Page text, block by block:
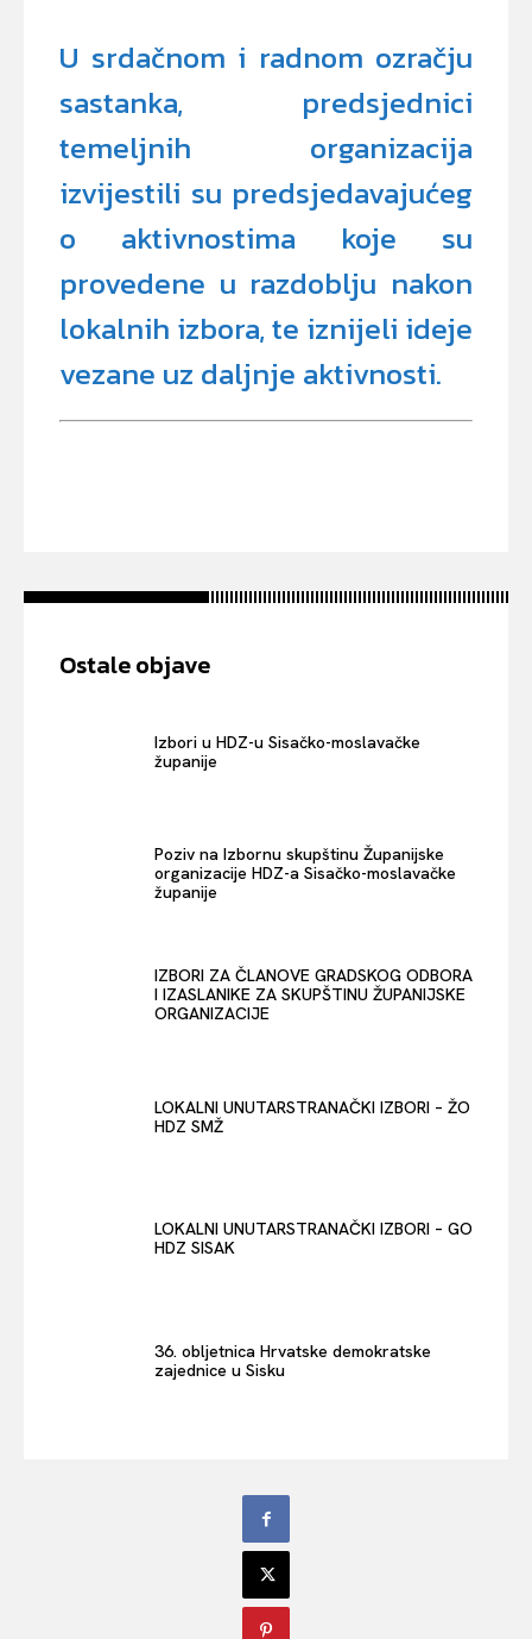
U srdačnom i radnom ozračju
sastanka, predsjednici
temeljnih organizacija
izvijestili su predsjedavajućeg
o aktivnostima koje su
provedene u razdoblju nakon
lokalnih izbora, te iznijeli ideje
vezane uz daljnje aktivnosti.
Ostale objave
Izbori u HDZ-u Sisačko-moslavačke
županije
Poziv na Izbornu skupštinu Županijske
organizacije HDZ-a Sisačko-moslavačke
županije
IZBORI ZA ČLANOVE GRADSKOG ODBORA
I IZASLANIKE ZA SKUPŠTINU ŽUPANIJSKE
ORGANIZACIJE
LOKALNI UNUTARSTRANAČKI IZBORI – ŽO
HDZ SMŽ
LOKALNI UNUTARSTRANAČKI IZBORI – GO
HDZ SISAK
36. obljetnica Hrvatske demokratske
zajednice u Sisku